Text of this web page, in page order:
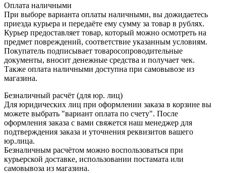
Оплата наличными
При выборе варианта оплаты наличными, вы дожидаетесь
приезда курьера и передаёте ему сумму за товар в рублях.
Курьер предоставляет товар, который можно осмотреть на
предмет повреждений, соответствие указанным условиям.
Покупатель подписывает товаросопроводительные
документы, вносит денежные средства и получает чек.
Также оплата наличными доступна при самовывозе из
магазина.
Безналичный расчёт (для юр. лиц)
Для юридических лиц при оформлении заказа в корзине вы
можете выбрать "вариант оплата по счету". После
оформления заказа с вами свяжется наш менеджер для
подтверждения заказа и уточнения реквизитов вашего
юр.лица.
Безналичным расчётом можно воспользоваться при
курьерской доставке, использовании постамата или
самовывоза из магазина.